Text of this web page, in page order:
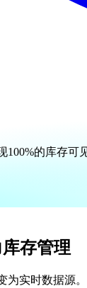
的库存可
存管理
实时数据源